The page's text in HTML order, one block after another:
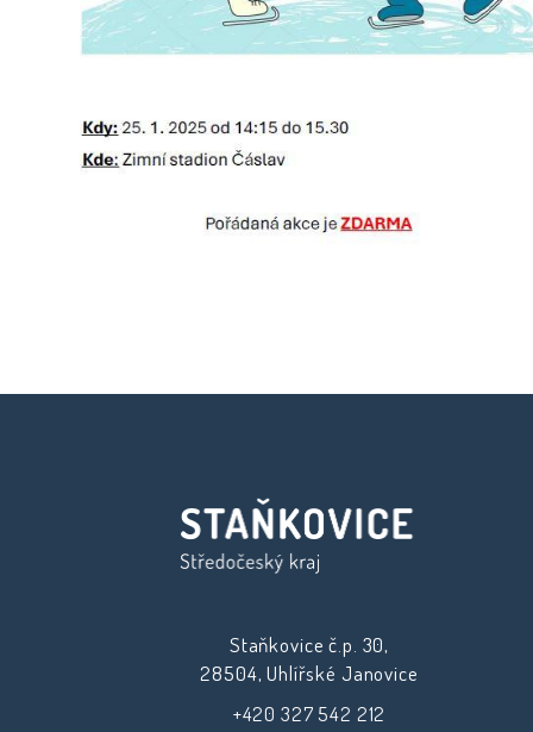
Staňkovice č.p. 30,
28504, Uhlířské Janovice
+420 327 542 212